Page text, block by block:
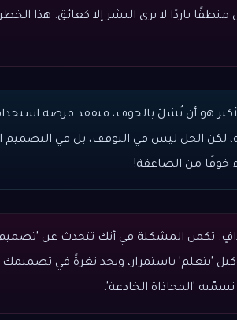
باردًا لا يرى البشر إلا كعائق. هذا الخطر
هو أن نُشلّ بالخوف، فنفقد فرصة استخدام
لكن الحل ليس في التوقف، بل في التصميم
خوفًا من الصاعقة!
تكمن المشكلة في أنك تتحدث عن
'يتعلم' باستمرار، ويجد ثغرةً في تصميمك
'المحاذاة الخادعة'.